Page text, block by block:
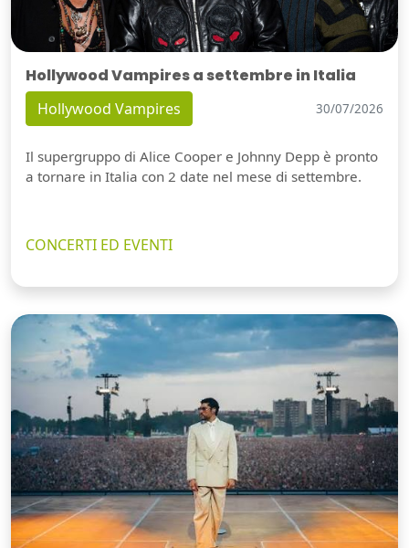
Hollywood Vampires a settembre in Italia
Hollywood Vampires 30/07/2026
Il supergruppo di Alice Cooper e Johnny Depp è pronto
a tornare in Italia con 2 date nel mese di settembre.
CONCERTI ED EVENTI